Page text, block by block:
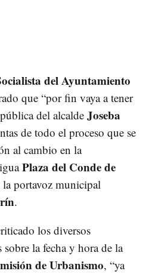
del Ayuntamiento
que “por fin vaya a tener
del alcalde Joseba
de todo el proceso que se
al cambio en la
Plaza del Conde de
la portavoz municipal
.
los diversos
sobre la fecha y hora de la
de Urbanismo, “ya